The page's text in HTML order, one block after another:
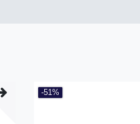
-51%